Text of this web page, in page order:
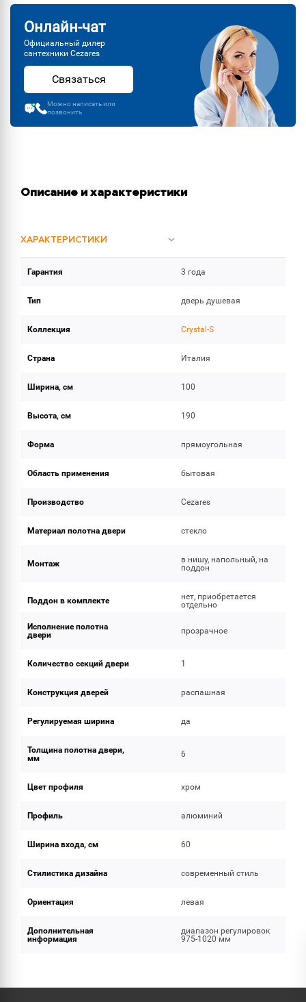
Онлайн-чат
Официальный дилер
сантехники Cezares
Связаться
Можно написать или
позвонить
Описание и характеристики
ХАРАКТЕРИСТИКИ
ОБЪЕМ ПОСТАВКИ (2)
Гарантия 3 года
Тип дверь душевая
Коллекция Crystal-S
Страна Италия
Ширина, см 100
Высота, см 190
Форма прямоугольная
Область применения бытовая
Производство Cezares
Материал полотна двери стекло
Монтаж
в нишу, напольный, на
поддон
Поддон в комплекте
нет, приобретается
отдельно
Исполнение полотна
двери
прозрачное
Количество секций двери 1
Конструкция дверей распашная
Регулируемая ширина да
Толщина полотна двери,
мм
6
Цвет профиля хром
Профиль алюминий
Ширина входа, см 60
Стилистика дизайна современный стиль
Ориентация левая
Дополнительная
информация
диапазон регулировок
975-1020 мм